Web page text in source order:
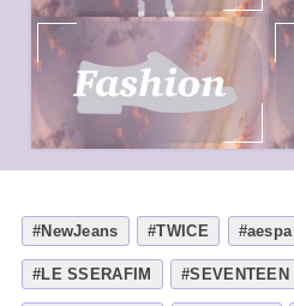
#NewJeans #TWICE #aespa
#LE SSERAFIM #SEVENTEEN